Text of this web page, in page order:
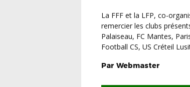
La FFF et la LFP, co-organisatrices de l’expérimentation vidéo en France, tiennent à
remercier les clubs
Palaiseau, FC Mantes,
Football CS, US Créteil
Par Webmaster